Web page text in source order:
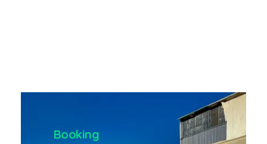
Booking